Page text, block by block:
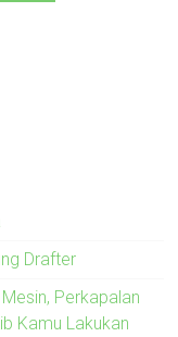
Drafter
Perkapalan
Kamu Lakukan